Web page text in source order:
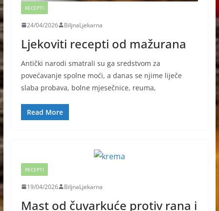
RECEPTI
24/04/2026 BiljnaLjekarna
Ljekoviti recepti od mažurana
Antički narodi smatrali su ga sredstvom za
povećavanje spolne moći, a danas se njime liječe
slaba probava, bolne mjesečnice, reuma,
Read More
RECEPTI
19/04/2026 BiljnaLjekarna
Mast od čuvarkuće protiv rana i